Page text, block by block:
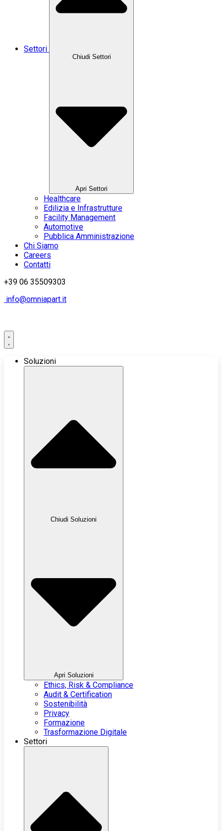
Settori
Chiudi Settori
Apri Settori
Healthcare
Edilizia e Infrastrutture
Facility Management
Automotive
Pubblica Amministrazione
Chi Siamo
Careers
Contatti
+39 06 35509303
info@omniapart.it
Soluzioni
Chiudi Soluzioni
Apri Soluzioni
Ethics, Risk & Compliance
Audit & Certification
Sostenibilità
Privacy
Formazione
Trasformazione Digitale
Settori